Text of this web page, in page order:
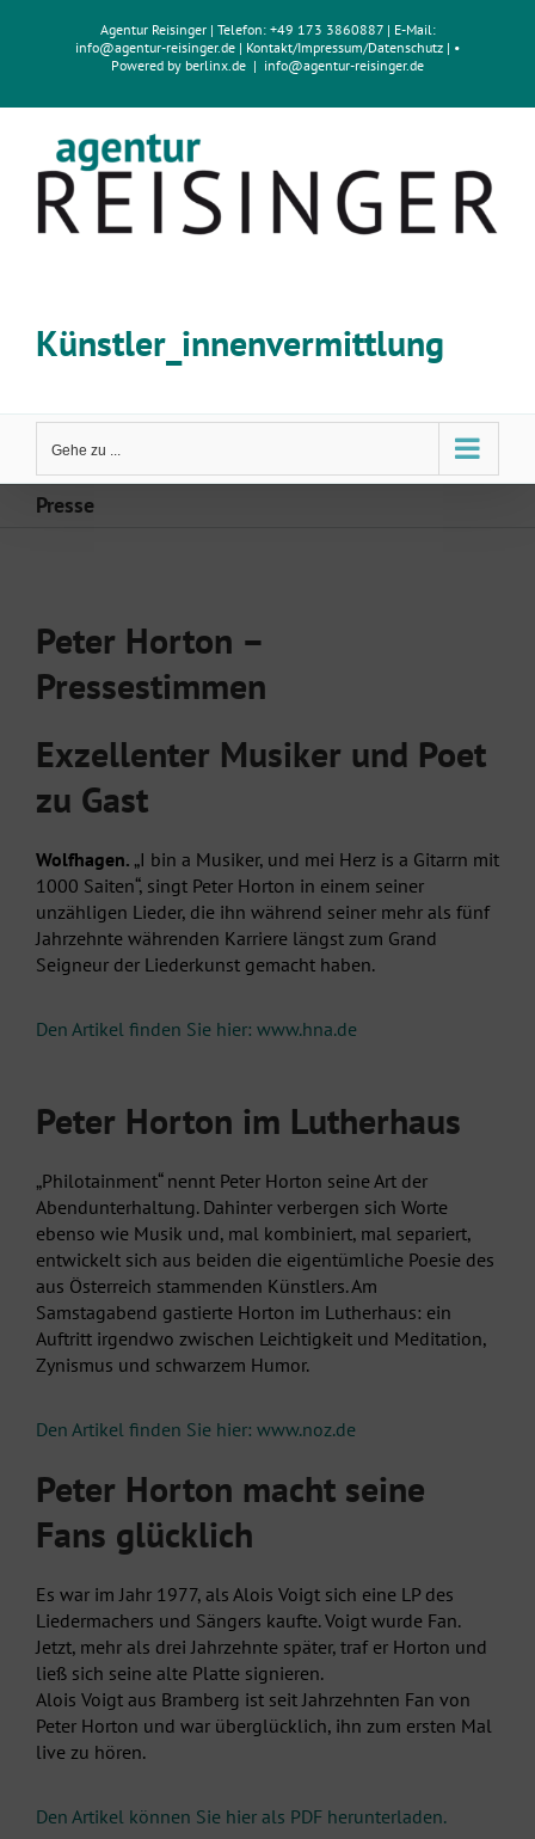
Agentur Reisinger| Telefon: +49 173 3860887 | E-Mail:
info@agentur-reisinger.de | Kontakt/Impressum/Datenschutz | •
Powered by berlinx.de | info@agentur-reisinger.de
Künstler_innenvermittlung
Gehe zu ...
Presse
Peter Horton –
Pressestimmen
Exzellenter Musiker und Poet
zu Gast
Wolfhagen. „I bin a Musiker, und mei Herz is a Gitarrn mit
1000 Saiten“, singt Peter Horton in einem seiner
unzähligen Lieder, die ihn während seiner mehr als fünf
Jahrzehnte währenden Karriere längst zum Grand
Seigneur der Liederkunst gemacht haben.
Den Artikel finden Sie hier: www.hna.de
Peter Horton im Lutherhaus
„Philotainment“ nennt Peter Horton seine Art der
Abendunterhaltung. Dahinter verbergen sich Worte
ebenso wie Musik und, mal kombiniert, mal separiert,
entwickelt sich aus beiden die eigentümliche Poesie des
aus Österreich stammenden Künstlers. Am
Samstagabend gastierte Horton im Lutherhaus: ein
Auftritt irgendwo zwischen Leichtigkeit und Meditation,
Zynismus und schwarzem Humor.
Den Artikel finden Sie hier: www.noz.de
Peter Horton macht seine
Fans glücklich
Es war im Jahr 1977, als Alois Voigt sich eine LP des
Liedermachers und Sängers kaufte. Voigt wurde Fan.
Jetzt, mehr als drei Jahrzehnte später, traf er Horton und
ließ sich seine alte Platte signieren.
Alois Voigt aus Bramberg ist seit Jahrzehnten Fan von
Peter Horton und war überglücklich, ihn zum ersten Mal
live zu hören.
Den Artikel können Sie hier als PDF herunterladen.